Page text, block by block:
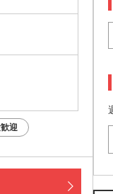
迎